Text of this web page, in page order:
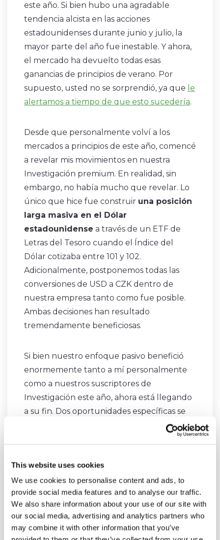
This website uses cookies
We use cookies to personalise content and ads, to
provide social media features and to analyse our traffic.
We also share information about your use of our site with
our social media, advertising and analytics partners who
may combine it with other information that you’ve
este año. Si bien hubo una agradable
tendencia alcista en las acciones
estadounidenses durante junio y julio, la
mayor parte del año fue inestable. Y ahora,
el mercado ha devuelto todas esas
ganancias de principios de verano. Por
supuesto, usted no se sorprendió, ya que le
alertamos a tiempo de que esto sucedería.
Desde que personalmente volví a los
mercados a principios de este año, comencé
a revelar mis movimientos en nuestra
Investigación premium. En realidad, sin
embargo, no había mucho que revelar. Lo
único que hice fue construir una posición
larga masiva en el Dólar
estadounidense a través de un ETF de
Letras del Tesoro cuando el Índice del
Dólar cotizaba entre 101 y 102.
Adicionalmente, postponemos todas las
conversiones de USD a CZK dentro de
nuestra empresa tanto como fue posible.
Ambas decisiones han resultado
tremendamente beneficiosas.
Si bien nuestro enfoque pasivo benefició
enormemente tanto a mí personalmente
como a nuestros suscriptores de
Investigación este año, ahora está llegando
a su fin. Dos oportunidades específicas se
han vuelto tan interesantes que yo mismo
abrí posiciones en ellas el pasado viernes.
explicado su lógica
investigación de hoy para los usuarios
premium de SpreadCharts.
Obtenga acceso a nuestra investigación